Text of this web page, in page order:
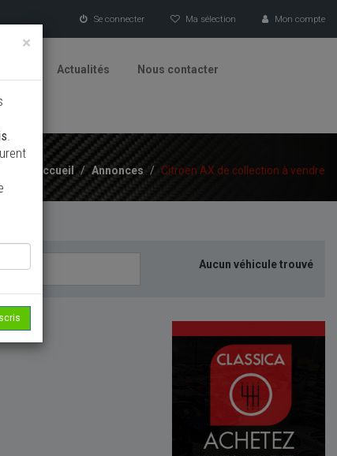
Se connecter Ma sélection Mon compte
Actualités Nous contacter
Accueil / Annonces / Citroen AX de collection à vendre
Aucun véhicule trouvé
×
.